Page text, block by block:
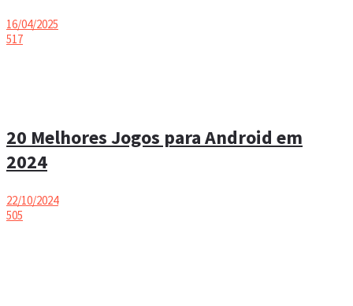
16/04/2025
517
20 Melhores Jogos para Android em
2024
22/10/2024
505